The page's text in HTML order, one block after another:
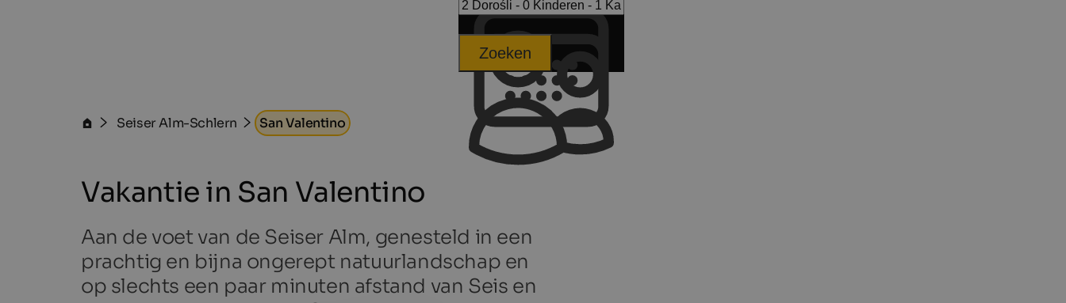
Zoeken
Seiser Alm-Schlern San Valentino
Vakantie in San Valentino
Aan de voet van de Seiser Alm, genesteld in een
prachtig en bijna ongerept natuurlandschap en
op slechts een paar minuten afstand van Seis en
San Valentino